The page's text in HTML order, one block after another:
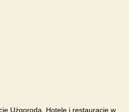
Użgoroda. Hotele i restauracje w